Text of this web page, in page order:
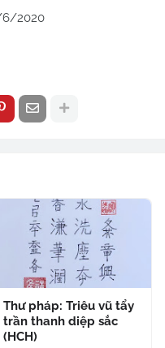
6/2020
Thư pháp: Triêu vũ tẩy
trần thanh diệp sắc
(HCH)